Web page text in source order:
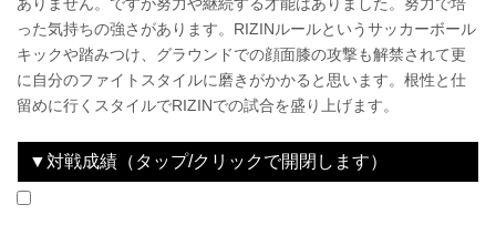
った気持ちの強さがあります。RIZINルールというサッカーボール
キックや踏みつけ、グラウンドでの顔面膝の攻撃も解禁されて更
に自分のファイトスタイルに磨きがかかると思います。根性と仕
留めに行くスタイルでRIZINでの試合を盛り上げます。
▼対戦成績（タップ/クリックで開閉します）